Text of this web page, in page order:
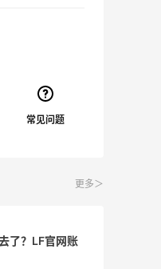
更多＞
了？LF官网账